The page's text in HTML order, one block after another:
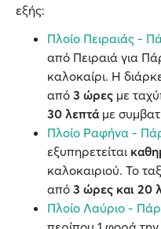
εξής:
Πλοίο Πειραιάς -
από Πειραιά για
καλοκαίρι. Η
από 3 ώρες με
30 λεπτάμε
Πλοίο Ραφήνα -
εξυπηρετείται
καλοκαιριού. Το
από 3 ώρες και 20
Πλοίο Λαύριο -